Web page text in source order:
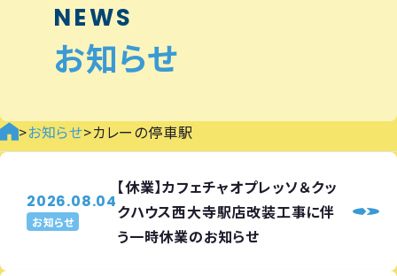
NEWS
お知らせ
>お知らせ>カレーの停車駅
2026.08.04
お知らせ
【休業】カフェチャオプレッソ＆クッ
クハウス西大寺駅店改装工事に伴
う一時休業のお知らせ